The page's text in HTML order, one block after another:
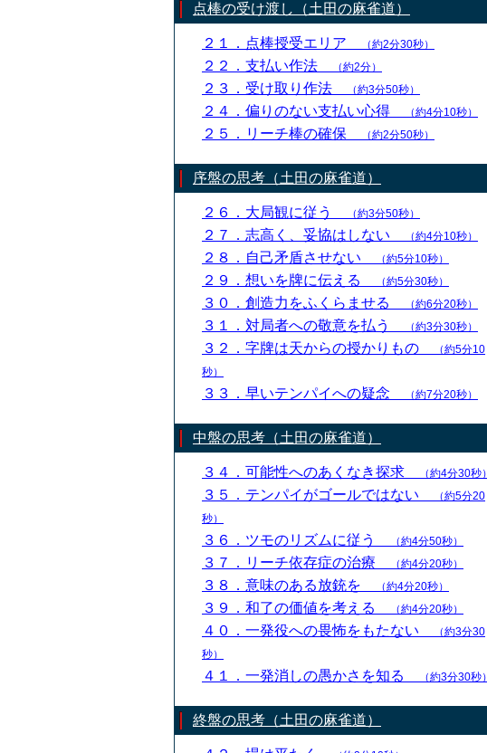
点棒の受け渡し（土田の麻雀道）
２１．点棒授受エリア （約2分30秒）
２２．支払い作法 （約2分）
２３．受け取り作法 （約3分50秒）
２４．偏りのない支払い心得 （約4分10秒）
２５．リーチ棒の確保 （約2分50秒）
序盤の思考（土田の麻雀道）
２６．大局観に従う （約3分50秒）
２７．志高く、妥協はしない （約4分10秒）
２８．自己矛盾させない （約5分10秒）
２９．想いを牌に伝える （約5分30秒）
３０．創造力をふくらませる （約6分20秒）
３１．対局者への敬意を払う （約3分30秒）
３２．字牌は天からの授かりもの
（約5分10
秒）
３３．早いテンパイへの疑念 （約7分20秒）
中盤の思考（土田の麻雀道）
３４．可能性へのあくなき探求 （約4分30秒）
３５．テンパイがゴールではない
（約5分20
秒）
３６．ツモのリズムに従う （約4分50秒）
３７．リーチ依存症の治療 （約4分20秒）
３８．意味のある放銃を （約4分20秒）
３９．和了の価値を考える （約4分20秒）
４０．一発役への畏怖をもたない
（約3分30
秒）
４１．一発消しの愚かさを知る （約3分30秒）
終盤の思考（土田の麻雀道）